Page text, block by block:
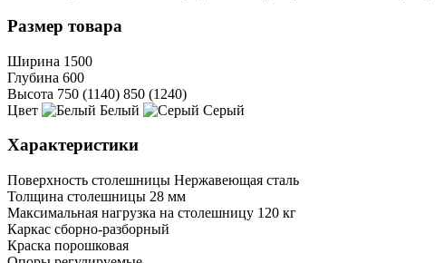
Размер товара
Ширина 1500
Глубина 600
Высота 750 (1140) 850 (1240)
Цвет
Белый Серый
Характеристики
Поверхность столешницы Нержавеющая сталь
Толщина столешницы 28 мм
Максимальная нагрузка на столешницу 120 кг
Каркас сборно-разборный
Краска порошковая